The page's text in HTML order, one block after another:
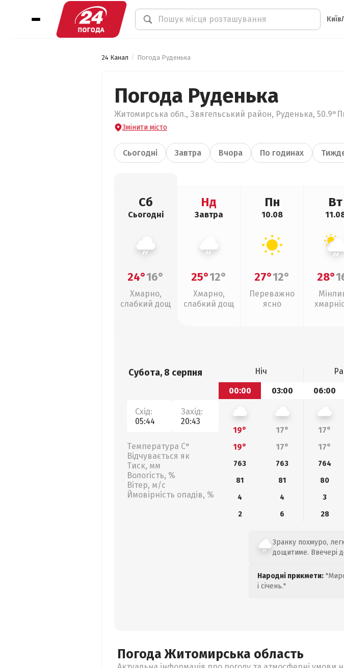
Київ
24 Канал Погода Руденька
Погода Руденька
Житомирська обл., Звягельський район, Руденька,
Змінити місто
Сьогодні Завтра Вчора По годинах
Сб
Сьогодні
24°16°
Хмарно,
слабкий дощ
Нд
Завтра
25°12°
Хмарно,
слабкий дощ
Пн
10.08
27°12°
Переважно
ясно
Вт
28°
Субота, 8 серпня
Схід:
05:44
Захід:
20:43
Температура С°
Відчувається як
Тиск, мм
Вологість, %
Вітер, м/с
Ймовірність опадів, %
Ніч
00:00
03:00 06:00
19° 17° 17°
19°
17° 17°
763 763 764
81
81 80
4
4 3
2
6 28
Зранку похмуро,
дощитиме. Ввечері
Народні прикмети:
і січень."
Погода Житомирська область